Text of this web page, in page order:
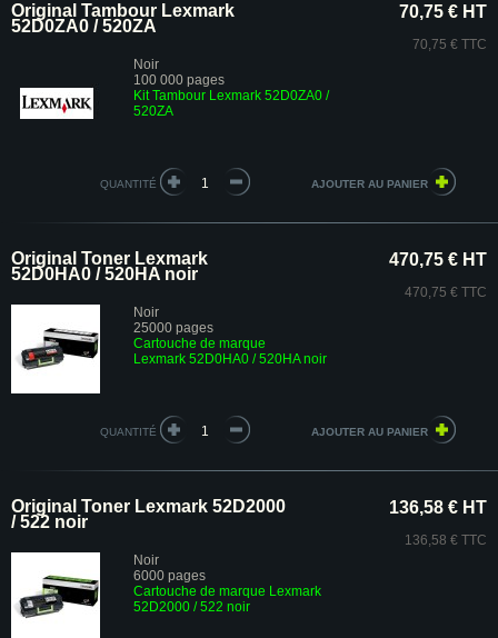
Original Tambour Lexmark
52D0ZA0 / 520ZA
Noir
100 000 pages
Kit Tambour Lexmark 52D0ZA0 /
520ZA
70,75 € HT
70,75 € TTC
QUANTITÉ
Original Toner Lexmark
52D0HA0 / 520HA noir
Noir
25000 pages
Cartouche de marque
Lexmark 52D0HA0 / 520HA noir
470,75 € HT
470,75 € TTC
QUANTITÉ
Original Toner Lexmark 52D2000
/ 522 noir
Noir
6000 pages
Cartouche de marque Lexmark
52D2000 / 522 noir
136,58 € HT
136,58 € TTC